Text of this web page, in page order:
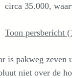
circa 35.000,
Toon persbericht
is pakweg
niet over de